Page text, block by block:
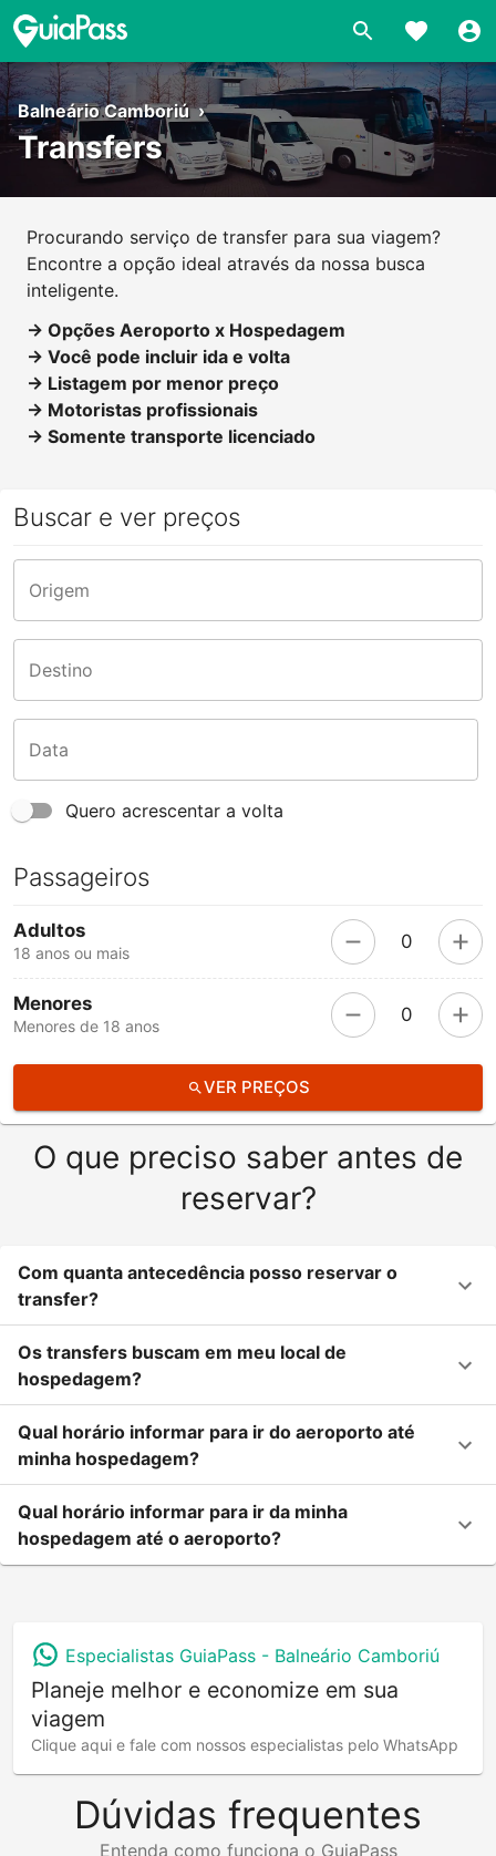
Balneário Camboriú ›
Transfers
Procurando serviço de transfer para sua viagem?
Encontre a opção ideal através da nossa busca
inteligente.
→ Opções Aeroporto x Hospedagem
→ Você pode incluir ida e volta
→ Listagem por menor preço
→ Motoristas profissionais
→ Somente transporte licenciado
Buscar e ver preços
Origem
Destino
Data
Quero acrescentar a volta
Passageiros
Adultos
18 anos ou mais
0
Menores
Menores de 18 anos
0
VER PREÇOS
O que preciso saber antes de
reservar?
Com quanta antecedência posso reservar o
transfer?
Os transfers buscam em meu local de
hospedagem?
Qual horário informar para ir do aeroporto até
minha hospedagem?
Qual horário informar para ir da minha
hospedagem até o aeroporto?
Especialistas GuiaPass - Balneário Camboriú
Planeje melhor e economize em sua
viagem
Clique aqui e fale com nossos especialistas pelo WhatsApp
Dúvidas frequentes
Entenda como funciona o GuiaPass